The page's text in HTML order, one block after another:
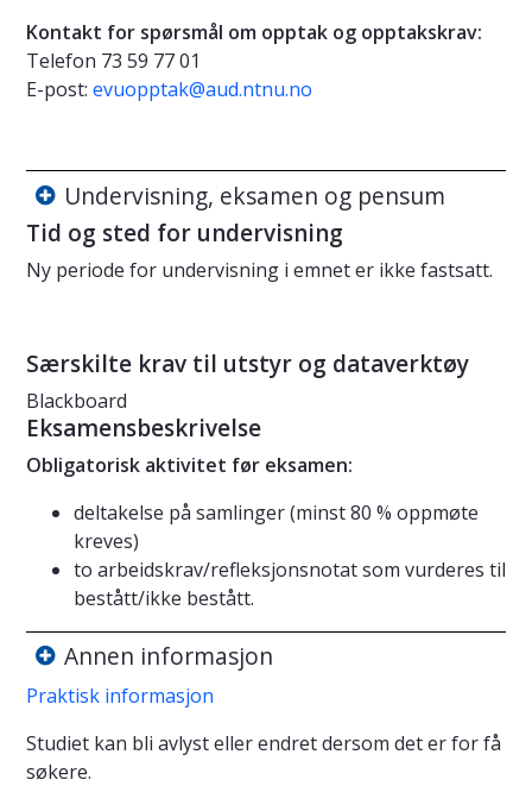
Kontakt for spørsmål om opptak og opptakskrav:
Telefon 73 59 77 01
E-post: evuopptak@aud.ntnu.no
Undervisning, eksamen og pensum
Tid og sted for undervisning
Ny periode for undervisning i emnet er ikke fastsatt.
Særskilte krav til utstyr og dataverktøy
Blackboard
Eksamensbeskrivelse
Obligatorisk aktivitet før eksamen:
deltakelse på samlinger (minst 80 % oppmøte
kreves)
to arbeidskrav/refleksjonsnotat som vurderes til
bestått/ikke bestått.
Annen informasjon
Praktisk informasjon
Studiet kan bli avlyst eller endret dersom det er for få
søkere.